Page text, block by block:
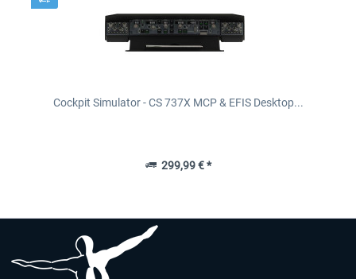
Cockpit Simulator - CS 737X MCP & EFIS Desktop...
299,99 € *